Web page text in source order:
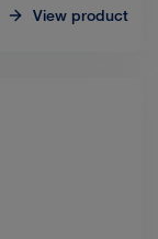
View product